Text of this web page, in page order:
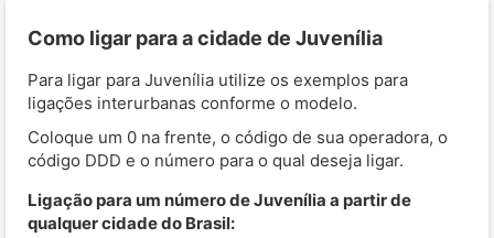
Como ligar para a cidade de Juvenília
Para ligar para Juvenília utilize os exemplos para
ligações interurbanas conforme o modelo.
Coloque um 0 na frente, o código de sua operadora, o
código DDD e o número para o qual deseja ligar.
Ligação para um número de Juvenília a partir de
qualquer cidade do Brasil: